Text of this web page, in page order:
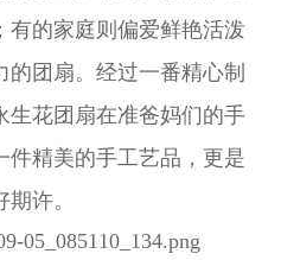
有的家庭则偏爱鲜艳活泼
团扇。经过一番精心制
生花团扇在准爸妈们的手
件精美的手工艺品，更是
许。